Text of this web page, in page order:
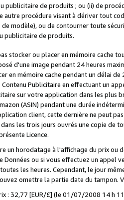
publicitaire de produits ; ou (ii) de
autre procédure visant à dériver tout
modèle), ou de contourner toute
publicitaire de produits.
stocker ou placer en mémoire cache
d'une image pendant 24 heures
en mémoire cache pendant un délai
Publicitaire en effectuant un
sur votre application dans les plus
(ASIN) pendant une durée
client, cette dernière ne peut
les trois jours ouvrés une copie de
Licence.
un horodatage à l'affichage du prix
Données ou si vous effectuez un appel
les heures. Cependant, le jour
omettre la partie date du tampon.
: 32,77 [EUR/£] (le 01/07/2008 14 h